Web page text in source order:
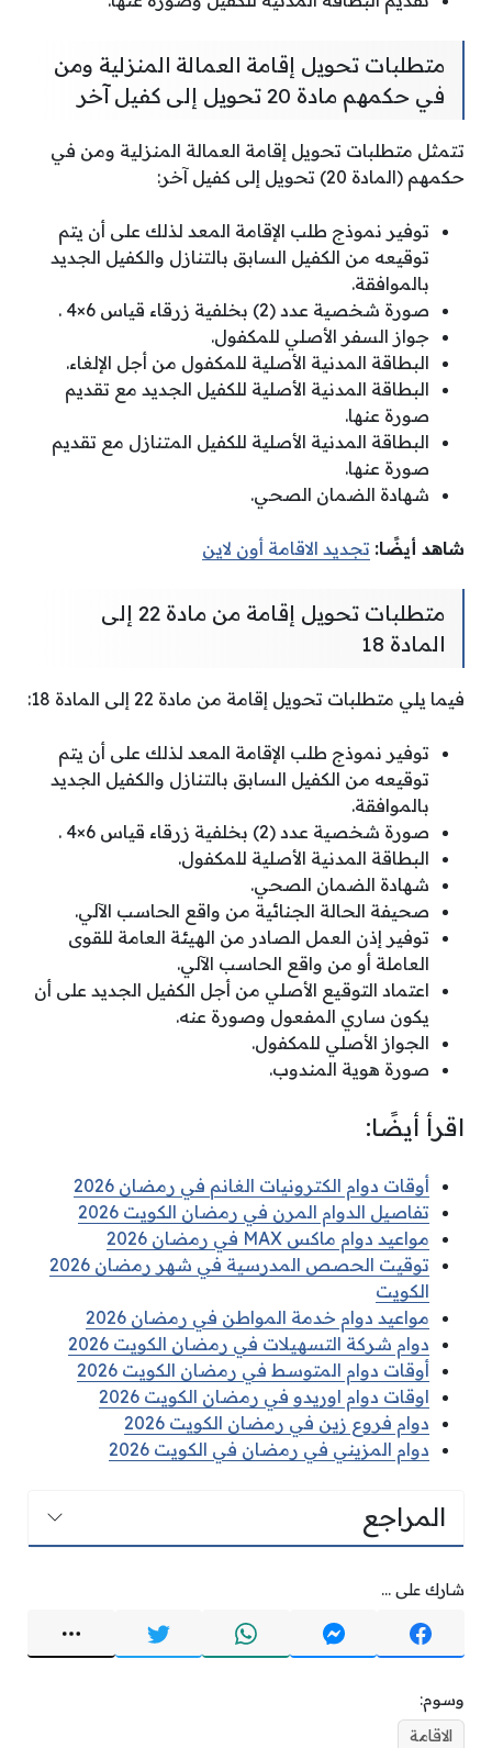
متطلبات تحويل إقامة العمالة المنزلية ومن
في حكمهم مادة 20 تحويل إلى كفيل آخر
تتمثل متطلبات تحويل إقامة العمالة المنزلية ومن في
حكمهم (المادة 20) تحويل إلى كفيل آخر:
توفير نموذج طلب الإقامة المعد لذلك على أن يتم
توقيعه من الكفيل السابق بالتنازل والكفيل الجديد
بالموافقة.
صورة شخصية عدد (2) بخلفية زرقاء قياس 6×4 .
جواز السفر الأصلي للمكفول.
البطاقة المدنية الأصلية للمكفول من أجل الإلغاء.
البطاقة المدنية الأصلية للكفيل الجديد مع تقديم
صورة عنها.
البطاقة المدنية الأصلية للكفيل المتنازل مع تقديم
صورة عنها.
شهادة الضمان الصحي.
شاهد أيضًا: تجديد الاقامة أون لاين
متطلبات تحويل إقامة من مادة 22 إلى
المادة 18
فيما يلي متطلبات تحويل إقامة من مادة 22 إلى المادة 18:
توفير نموذج طلب الإقامة المعد لذلك على أن يتم
توقيعه من الكفيل السابق بالتنازل والكفيل الجديد
بالموافقة.
صورة شخصية عدد (2) بخلفية زرقاء قياس 6×4 .
البطاقة المدنية الأصلية للمكفول.
شهادة الضمان الصحي.
صحيفة الحالة الجنائية من واقع الحاسب الآلي.
توفير إذن العمل الصادر من الهيئة العامة للقوى
العاملة أو من واقع الحاسب الآلي.
اعتماد التوقيع الأصلي من أجل الكفيل الجديد على أن
يكون ساري المفعول وصورة عنه.
الجواز الأصلي للمكفول.
صورة هوية المندوب.
اقرأ أيضًا:
أوقات دوام الكترونيات الغانم في رمضان 2026
تفاصيل الدوام المرن في رمضان الكويت 2026
مواعيد دوام ماكس MAX في رمضان 2026
توقيت الحصص المدرسية في شهر رمضان 2026
الكويت
مواعيد دوام خدمة المواطن في رمضان 2026
دوام شركة التسهيلات في رمضان الكويت 2026
أوقات دوام المتوسط في رمضان الكويت 2026
اوقات دوام اوريدو في رمضان الكويت 2026
دوام فروع زين في رمضان الكويت 2026
دوام المزيني في رمضان في الكويت 2026
المراجع
شارك على ...
وسوم:
الاقامة